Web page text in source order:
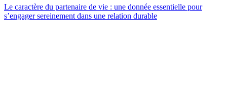
Le caractère du partenaire de vie : une donnée essentielle pour
s’engager sereinement dans une relation durable